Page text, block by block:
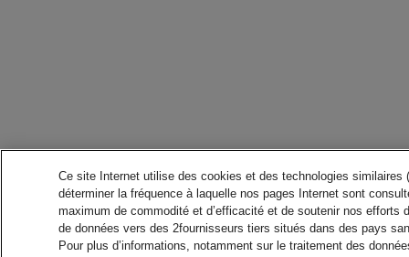
Ce site Internet utilise des cookies et des technologies
déterminer la fréquence à laquelle nos pages Internet sont
maximum de commodité et d’efficacité et de soutenir nos
de données vers des 2fournisseurs tiers situés dans des pays
Pour plus d’informations, notamment sur le traitement des